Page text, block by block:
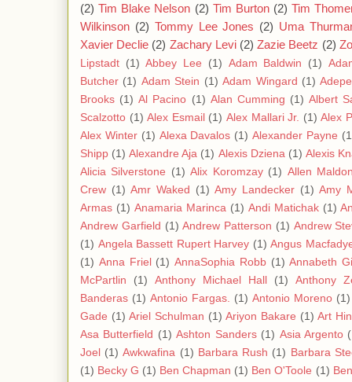
(2) Tim Blake Nelson (2) Tim Burton (2) Tim
Wilkinson (2) Tommy Lee Jones (2) Uma
Xavier Declie (2) Zachary Levi (2) Zazie Beetz (2)
Lipstadt (1) Abbey Lee (1) Adam Baldwin (1)
Butcher (1) Adam Stein (1) Adam Wingard (1)
Brooks (1) Al Pacino (1) Alan Cumming (1) Albert
Scalzotto (1) Alex Esmail (1) Alex Mallari Jr. (1) Alex
Alex Winter (1) Alexa Davalos (1) Alexander Payne
Shipp (1) Alexandre Aja (1) Alexis Dziena (1) Alexis
Alicia Silverstone (1) Alix Koromzay (1) Allen
Crew (1) Amr Waked (1) Amy Landecker (1) Amy
Armas (1) Anamaria Marinca (1) Andi Matichak (1)
Andrew Garfield (1) Andrew Patterson (1) Andrew
(1) Angela Bassett Rupert Harvey (1) Angus
(1) Anna Friel (1) AnnaSophia Robb (1) Annabeth
McPartlin
(1) Anthony Michael Hall (1)
Anthony
Banderas (1) Antonio Fargas. (1) Antonio Moreno (1)
Gade (1) Ariel Schulman (1) Ariyon Bakare (1) Art
Asa Butterfield (1) Ashton Sanders (1) Asia Argento
Joel
(1) Awkwafina (1) Barbara Rush (1) Barbara
(1) Becky G (1) Ben Chapman (1) Ben O'Toole (1)